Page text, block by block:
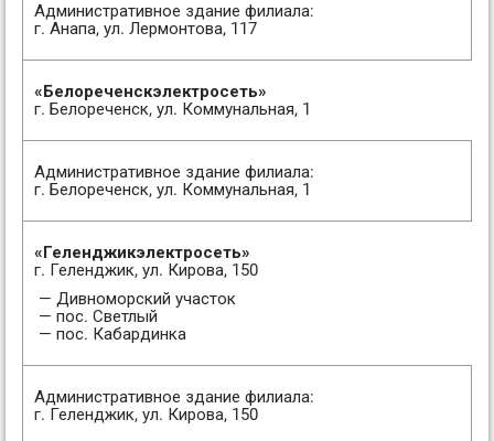
Административное здание филиала:
г. Анапа, ул. Лермонтова, 117
«Белореченскэлектросеть»
г. Белореченск, ул. Коммунальная, 1
Административное здание филиала:
г. Белореченск, ул. Коммунальная, 1
«Геленджикэлектросеть»
г. Геленджик, ул. Кирова, 150
— Дивноморский участок
— пос. Светлый
— пос. Кабардинка
Административное здание филиала:
г. Геленджик, ул. Кирова, 150